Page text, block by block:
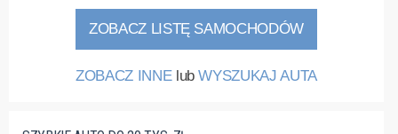
ZOBACZ LISTĘ SAMOCHODÓW
ZOBACZ INNElubWYSZUKAJ AUTA